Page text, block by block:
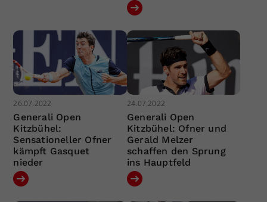
26.07.2022
Generali Open
Kitzbühel:
Sensationeller Ofner
kämpft Gasquet
nieder
24.07.2022
Generali Open
Kitzbühel: Ofner und
Gerald Melzer
schaffen den Sprung
ins Hauptfeld